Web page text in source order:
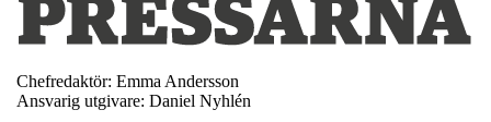
Chefredaktör: Emma Andersson
Ansvarig utgivare: Daniel Nyhlén